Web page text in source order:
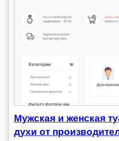
Мужская и женская
духи от